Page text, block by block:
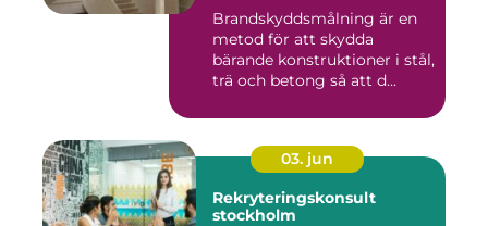
Brandskyddsmålning är en
metod för att skydda
bärande konstruktioner i stål,
trä och betong så att d...
03. jun
Rekryteringskonsult
stockholm